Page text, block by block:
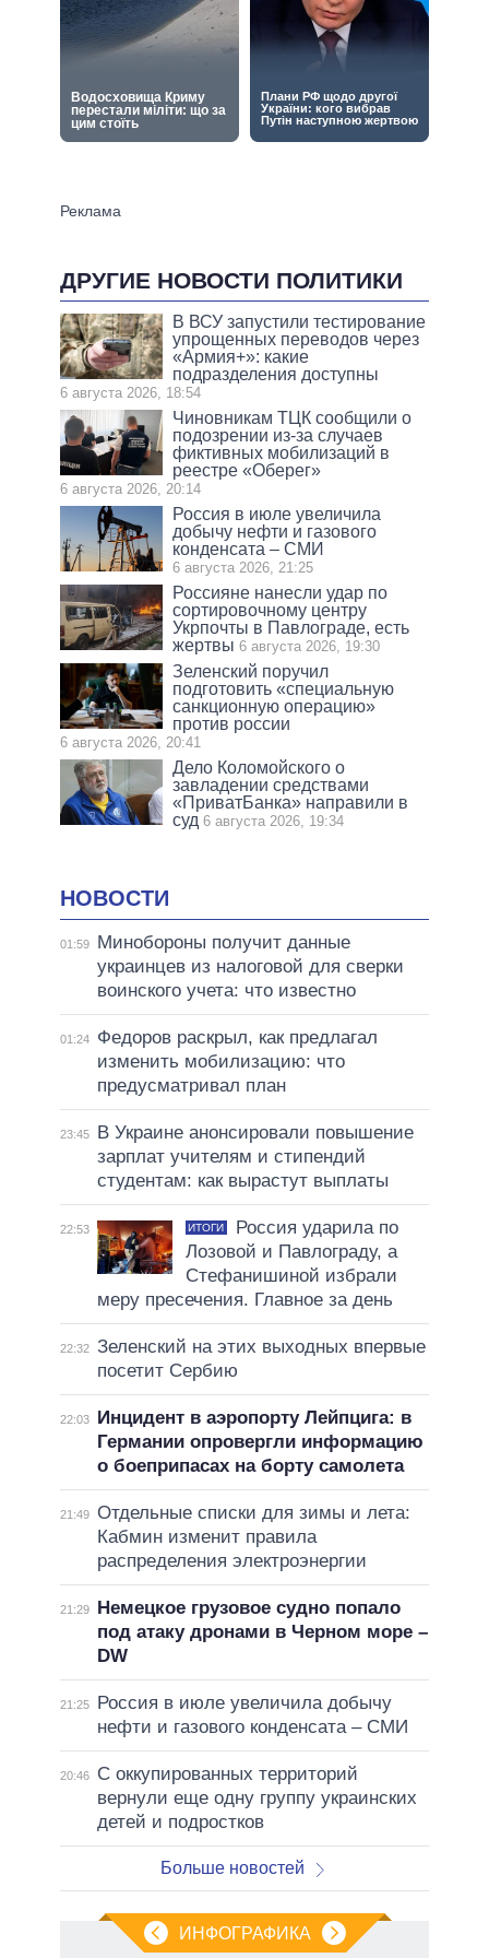
ДРУГИЕ НОВОСТИ ПОЛИТИКИ
В ВСУ запустили тестирование
упрощенных переводов через
«Армия+»: какие
подразделения доступны
6 августа 2026, 18:54
Чиновникам ТЦК сообщили о
подозрении из-за случаев
фиктивных мобилизаций в
реестре «Оберег»
6 августа 2026, 20:14
Россия в июле увеличила
добычу нефти и газового
конденсата – СМИ
6 августа 2026, 21:25
Россияне нанесли удар по
сортировочному центру
Укрпочты в Павлограде, есть
жертвы 6 августа 2026, 19:30
Зеленский поручил
подготовить «специальную
санкционную операцию»
против россии
6 августа 2026, 20:41
Дело Коломойского о
завладении средствами
«ПриватБанка» направили в
суд 6 августа 2026, 19:34
НОВОСТИ
01:59
Минобороны получит данные
украинцев из налоговой для сверки
воинского учета: что известно
01:24
Федоров раскрыл, как предлагал
изменить мобилизацию: что
предусматривал план
23:45
В Украине анонсировали повышение
зарплат учителям и стипендий
студентам: как вырастут выплаты
22:53 ИТОГИ
Россия ударила по
Лозовой и Павлограду, а
Стефанишиной избрали
меру пресечения. Главное за день
22:32 Зеленский на этих выходных впервые
посетит Сербию
22:03
Инцидент в аэропорту Лейпцига: в
Германии опровергли информацию
о боеприпасах на борту самолета
21:49 Отдельные списки для зимы и лета:
Кабмин изменит правила
распределения электроэнергии
21:29
Немецкое грузовое судно попало
под атаку дронами в Черном море –
DW
21:25
Россия в июле увеличила добычу
нефти и газового конденсата – СМИ
20:46
С оккупированных территорий
вернули еще одну группу украинских
детей и подростков
Больше новостей
ИНФОГРАФИКА